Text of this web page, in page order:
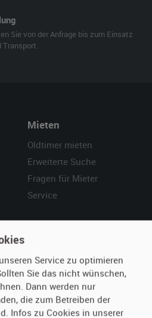
Sie von der Anfrage bis zum Einsatz
Transport.
Mieten
Oldtimer mieten
Erweiterte Suche
Fragen für Mieter
Service
So funktioniert's
Kontakt
Service zu optimieren
Sie das nicht wünschen,
Dann werden nur
die zum Betreiben der
Infos zu Cookies in unserer